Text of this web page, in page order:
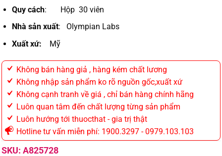
Quy cách: Hộp 30 viên
Nhà sản xuất: Olympian Labs
Xuất xứ: Mỹ
Không bán hàng giả , hàng kém chất lương
Không nhập sản phẩm ko rõ nguồn gốc,xuất xứ
Không cạnh tranh về giá , chỉ bán hàng chính hãng
Luôn quan tâm đến chất lượng từng sản phẩm
Luôn hướng tới thuocthat - gia trị thật
Hotline tư vấn miễn phí: 1900.3297 - 0979.103.103
SKU: A825728